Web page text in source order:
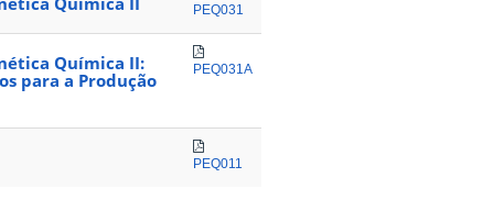
PEQ031
Química II:
para a Produção
PEQ031A
PEQ011